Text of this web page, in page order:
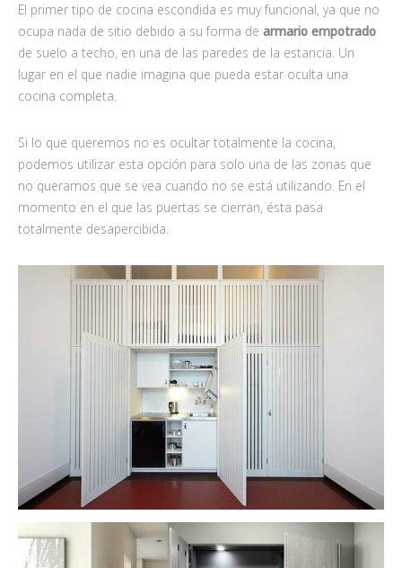
El primer tipo de cocina escondida es muy funcional, ya que no
ocupa nada de sitio debido a su forma de armario empotrado
de suelo a techo, en una de las paredes de la estancia. Un
lugar en el que nadie imagina que pueda estar oculta una
cocina completa.
Si lo que queremos no es ocultar totalmente la cocina,
podemos utilizar esta opción para solo una de las zonas que
no queramos que se vea cuando no se está utilizando. En el
momento en el que las puertas se cierran, ésta pasa
totalmente desapercibida.